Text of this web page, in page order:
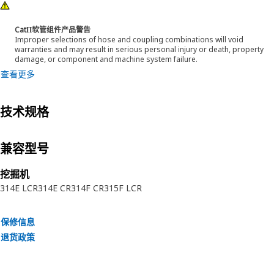
CatΠ软管组件产品警告
Improper selections of hose and coupling combinations will void
warranties and may result in serious personal injury or death, property
damage, or component and machine system failure.
查看更多
技术规格
兼容型号
挖掘机
314E LCR314E CR314F CR315F LCR
保修信息
退货政策